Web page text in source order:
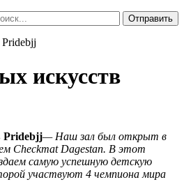
искусств
Pridebjj— Наш зал был открыт в
Checkmat Dagestan. В этот
самую успешную детскую
участвуют 4 чемпиона мира